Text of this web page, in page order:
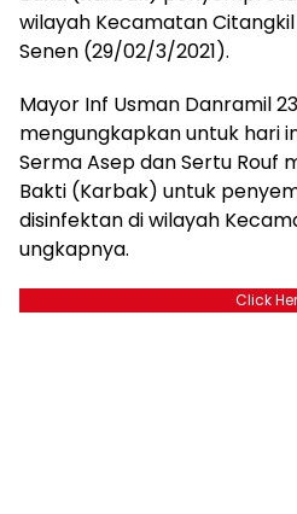
wilayah Kecamatan
Senen (29/02/3/2021).
Mayor Inf Usman Danramil
mengungkapkan untuk hari
Serma Asep dan Sertu Rouf
Bakti (Karbak) untuk
disinfektan di wilayah
ungkapnya.
Click